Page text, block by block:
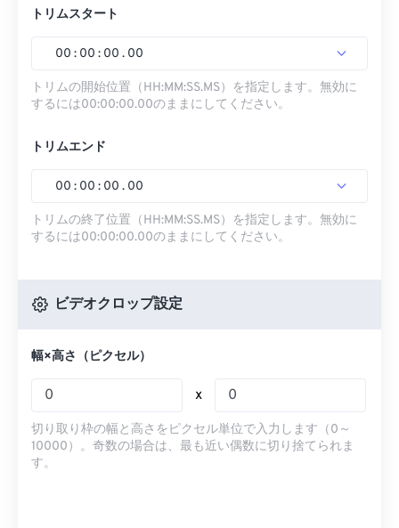
トリムスタート
00 : 00 : 00 . 00
トリムの開始位置（HH:MM:SS.MS）を指定します。無効に
するには00:00:00.00のままにしてください。
トリムエンド
00 : 00 : 00 . 00
トリムの終了位置（HH:MM:SS.MS）を指定します。無効に
するには00:00:00.00のままにしてください。
ビデオクロップ設定
幅×高さ（ピクセル）
x
切り取り枠の幅と高さをピクセル単位で入力します（0～
10000）。奇数の場合は、最も近い偶数に切り捨てられま
す。